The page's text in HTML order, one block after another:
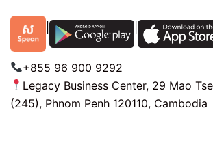
| |
+855 96 900 9292
Legacy Business Center, 29 Mao
(245), Phnom Penh 120110, Cambodia